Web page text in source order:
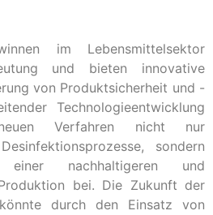
im Lebensmittelsektor
und bieten innovative
von Produktsicherheit und -
Technologieentwicklung
Verfahren nicht nur
sondern
nachhaltigeren und
bei. Die Zukunft der
durch den Einsatz von